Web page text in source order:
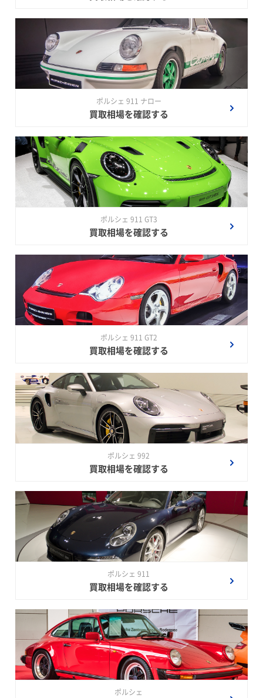
ポルシェ 911 ナロー
買取相場を確認する
ポルシェ 911 GT3
買取相場を確認する
ポルシェ 911 GT2
買取相場を確認する
ポルシェ 992
買取相場を確認する
ポルシェ 911
買取相場を確認する
ポルシェ